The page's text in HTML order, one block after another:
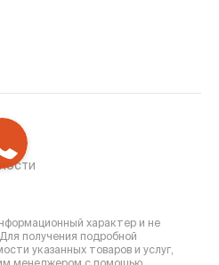
характер и не
получения подробной
указанных товаров и услуг,
менеджером с помощью